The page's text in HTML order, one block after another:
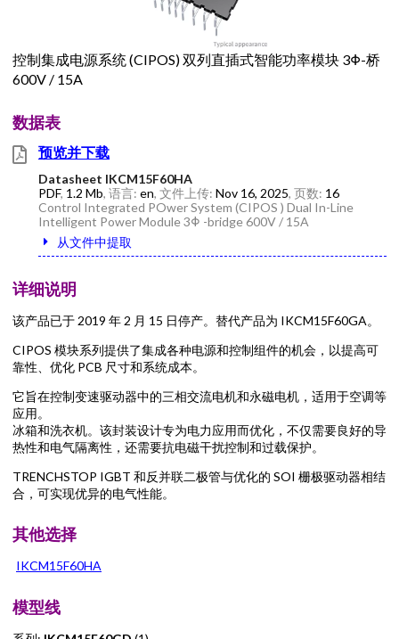
控制集成电源系统 (CIPOS) 双列直插式智能功率模块 3Φ-桥
600V / 15A
数据表
预览并下载
Datasheet IKCM15F60HA
PDF, 1.2 Mb, 语言: en, 文件上传: Nov 16, 2025, 页数: 16
Control Integrated POwer System (CIPOS ) Dual In-Line
Intelligent Power Module 3Φ -bridge 600V / 15A
从文件中提取
详细说明
该产品已于 2019 年 2 月 15 日停产。替代产品为 IKCM15F60GA。
CIPOS 模块系列提供了集成各种电源和控制组件的机会，以提高可
靠性、优化 PCB 尺寸和系统成本。
它旨在控制变速驱动器中的三相交流电机和永磁电机，适用于空调等
应用。
冰箱和洗衣机。该封装设计专为电力应用而优化，不仅需要良好的导
热性和电气隔离性，还需要抗电磁干扰控制和过载保护。
TRENCHSTOP IGBT 和反并联二极管与优化的 SOI 栅极驱动器相结
合，可实现优异的电气性能。
其他选择
IKCM15F60HA
模型线